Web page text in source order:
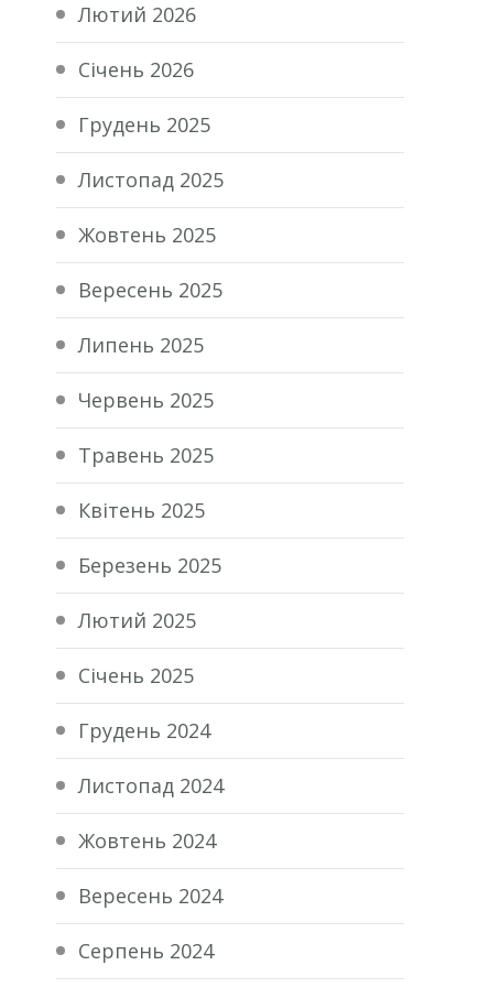
Лютий 2026
Січень 2026
Грудень 2025
Листопад 2025
Жовтень 2025
Вересень 2025
Липень 2025
Червень 2025
Травень 2025
Квітень 2025
Березень 2025
Лютий 2025
Січень 2025
Грудень 2024
Листопад 2024
Жовтень 2024
Вересень 2024
Серпень 2024